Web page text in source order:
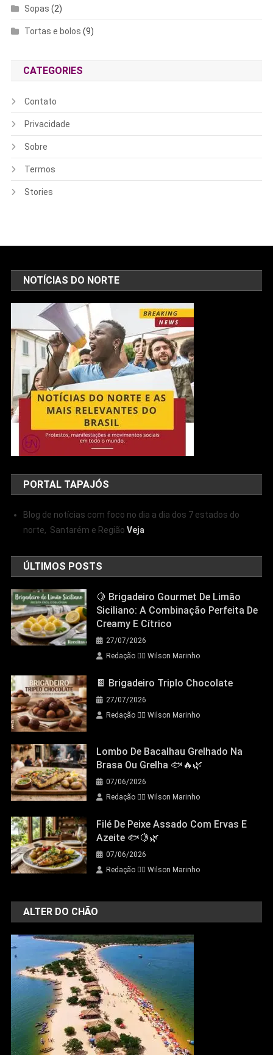
Sopas (2)
Tortas e bolos (9)
CATEGORIES
Contato
Privacidade
Sobre
Termos
Stories
NOTÍCIAS DO NORTE
PORTAL TAPAJÓS
Blog de notícias com foco no dia a dia dos 7 estados do
norte, Santarém e RegiãoVeja
ÚLTIMOS POSTS
🍋 Brigadeiro Gourmet De Limão
Siciliano: A Combinação Perfeita De
Creamy E Cítrico
27/07/2026
Redação 👨‍⚖️​ Wilson Marinho
🍫 Brigadeiro Triplo Chocolate
27/07/2026
Redação 👨‍⚖️​ Wilson Marinho
Lombo De Bacalhau Grelhado Na
Brasa Ou Grelha 🐟🔥🌿
07/06/2026
Redação 👨‍⚖️​ Wilson Marinho
Filé De Peixe Assado Com Ervas E
Azeite 🐟🍋🌿
07/06/2026
Redação 👨‍⚖️​ Wilson Marinho
ALTER DO CHÃO